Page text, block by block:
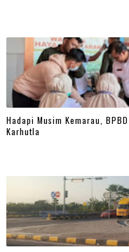
Hadapi Musim Kemarau,
Karhutla